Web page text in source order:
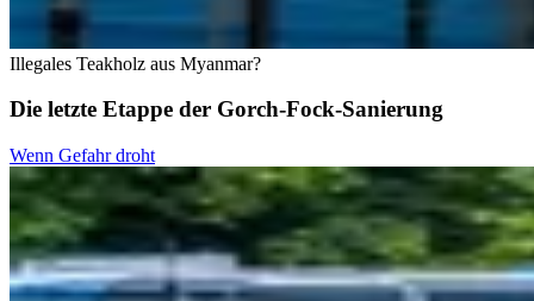
Illegales Teakholz aus Myanmar?
Die letzte Etappe der Gorch-Fock-Sanierung
Wenn Gefahr droht